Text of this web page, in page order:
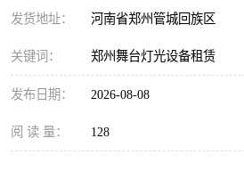
发货地址： 河南省郑州管城回族区
关键词： 郑州舞台灯光设备租赁
发布日期： 2026-08-08
阅 读 量： 128